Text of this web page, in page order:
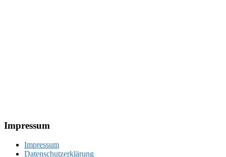
Footer
Impressum
Impressum
Datenschutzerklärung